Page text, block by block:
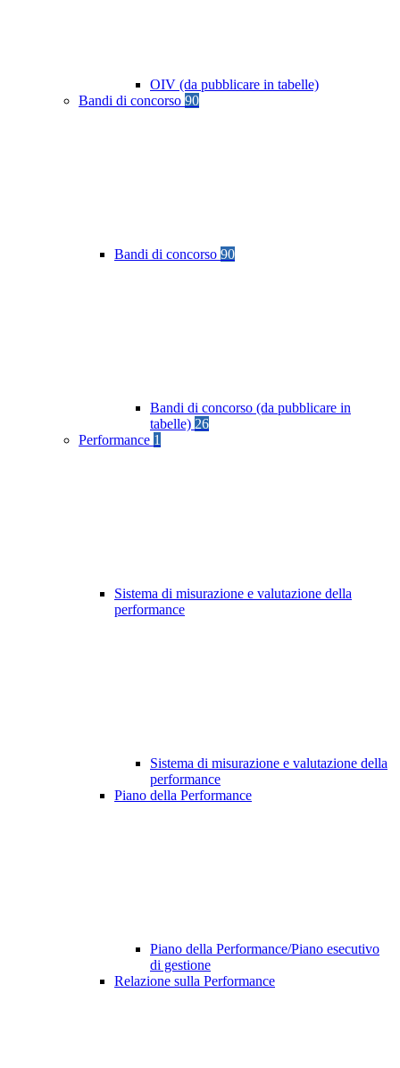
OIV (da pubblicare in tabelle)
Bandi di concorso 90
Bandi di concorso 90
Bandi di concorso (da pubblicare in
tabelle) 26
Performance 1
Sistema di misurazione e valutazione della
performance
Sistema di misurazione e valutazione della
performance
Piano della Performance
Piano della Performance/Piano esecutivo
di gestione
Relazione sulla Performance